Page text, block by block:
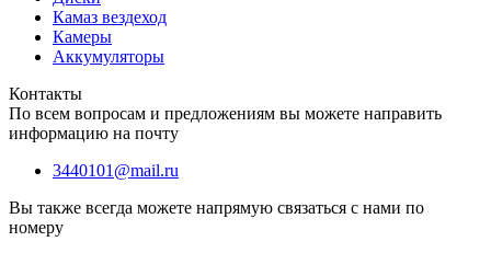
Камаз вездеход
Камеры
Аккумуляторы
Контакты
По всем вопросам и предложениям вы можете направить
информацию на почту
3440101@mail.ru
Вы также всегда можете напрямую связаться с нами по
номеру